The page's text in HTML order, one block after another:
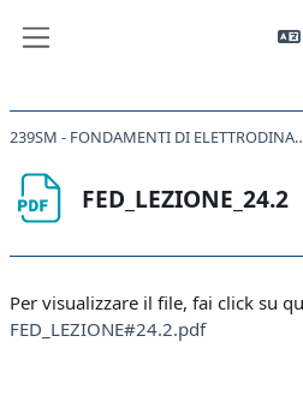
239SM -
FED_LEZIONE_24.2
Per visualizzare il file, fai click su
FED_LEZIONE#24.2.pdf